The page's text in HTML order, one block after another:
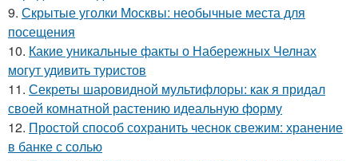
9. Скрытые уголки Москвы: необычные места для
посещения
10. Какие уникальные факты о Набережных Челнах
могут удивить туристов
11. Секреты шаровидной мультифлоры: как я придал
своей комнатной растению идеальную форму
12. Простой способ сохранить чеснок свежим: хранение
в банке с солью